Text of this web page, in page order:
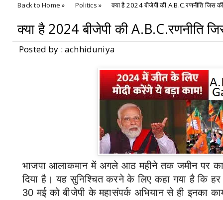
Back to Home » Politics » क्या है 2024 बीजेपी की A.B.C.रणनीति जिस की
क्या है 2024 बीजेपी की A.B.C.रणनीति
Posted by : achhiduniya
भाजपा आलाकमान में अगले आठ महीने तक जमीन पर
दियाहै। यह सुनिश्चित करने के लिए कहा गया है कि हर
30मई को बीजेपी के महासंपर्क अभियान से ही इनका